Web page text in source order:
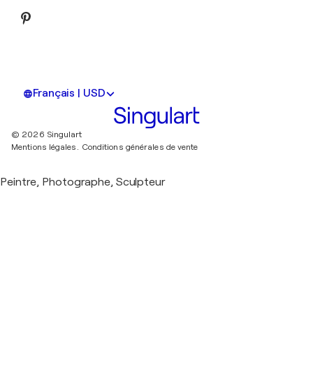
Français | USD
© 2026 Singulart
Mentions légales. Conditions générales de vente
Peintre, Photographe, Sculpteur